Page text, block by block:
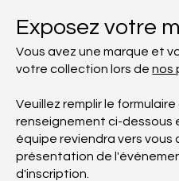
Vous avez une marque et
votre collection lors denos
Veuillez remplir le
renseignement ci-dessous
équipe reviendra vers vous
présentation de
d'inscription.
Exposez votre